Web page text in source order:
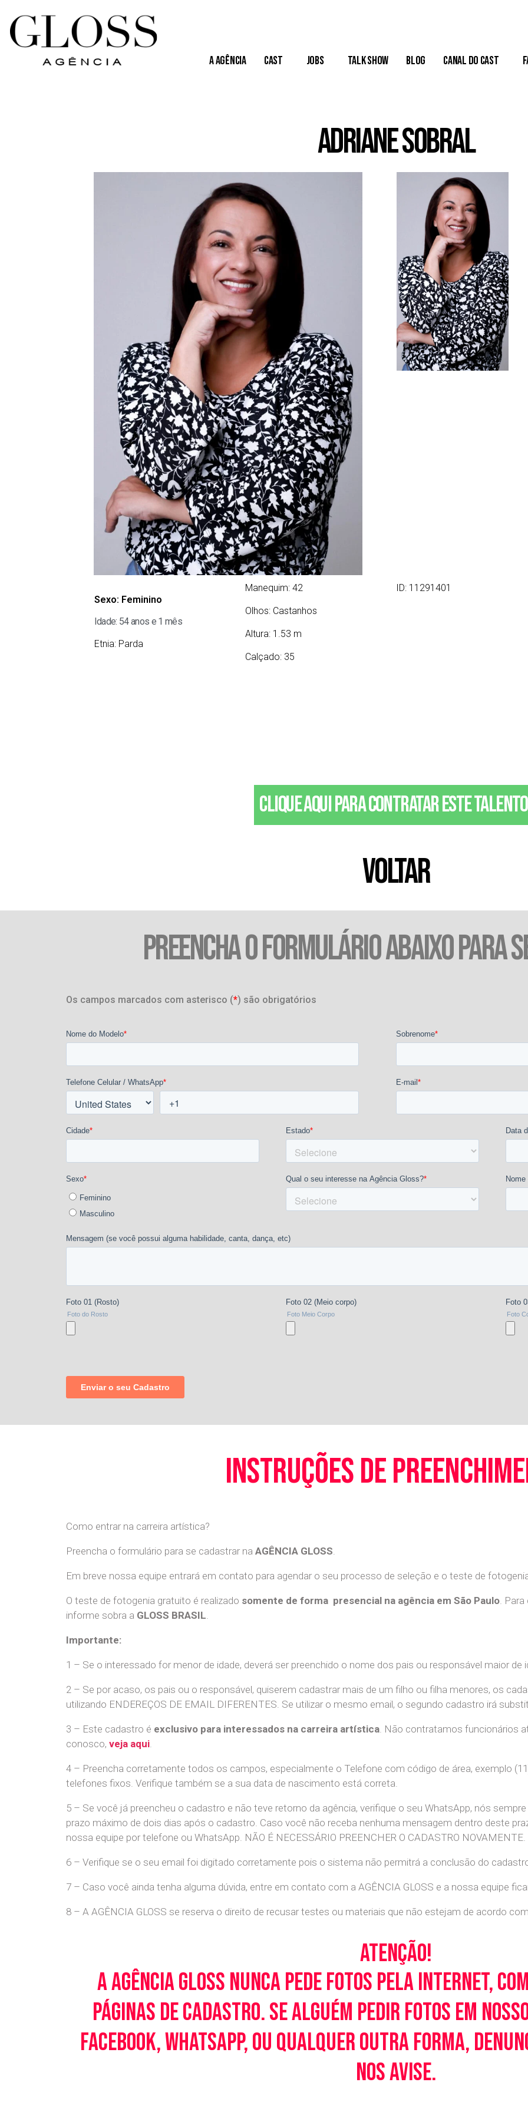
A Agência Cast Jobs Talk Show Blog Canal do Cast
Adriane Sobral
Sexo: Feminino
Idade: 54 anos e 1 mês
Etnia: Parda
Manequim: 42
Olhos: Castanhos
Altura: 1.53 m
Calçado: 35
ID: 11291401
Clique aqui para contratar este talento
VOLTAR
PREENCHA O FORMULÁRIO ABAIXO PARA
Os campos marcados com asterisco (*) são obrigatórios
instruções de
Como entrar na carreira artística?
Preencha o formulário para se cadastrar na AGÊNCIA GLOSS
Em breve nossa equipe entrará em contato para agendar o seu processo de seleção e o teste de
O teste de fotogenia gratuito é realizado somente de forma presencial na agência em São Paulo .
informe sobra a GLOSS BRASIL
Importante:
1 – Se o interessado for menor de idade, deverá ser preenchido o nome dos pais ou responsável maior de
2 – Se por acaso, os pais ou o responsável, quiserem cadastrar mais de um filho ou filha menores, os
utilizando ENDEREÇOS DE EMAIL DIFERENTES. Se utilizar o mesmo email, o segundo cadastro irá
3 – Este cadastro é exclusivo para interessados na carreira artística . Não contratamos funcionários
conosco, veja aqui
4 – Preencha corretamente todos os campos, especialmente o Telefone com código de área, exemplo
telefones fixos. Verifique também se a sua data de nascimento está correta.
5 – Se você já preencheu o cadastro e não teve retorno da agência, verifique o seu WhatsApp, nós
prazo máximo de dois dias após o cadastro. Caso você não receba nenhuma mensagem dentro deste
nossa equipe por telefone ou WhatsApp. NÃO É NECESSÁRIO PREENCHER O CADASTRO NOVAMENTE.
6 – Verifique se o seu email foi digitado corretamente pois o sistema não permitrá a conclusão do
7 – Caso você ainda tenha alguma dúvida, entre em contato com a AGÊNCIA GLOSS e a nossa equipe
8 – A AGÊNCIA GLOSS se reserva o direito de recusar testes ou materiais que não estejam de acordo
Atenção!
A Agência Gloss nunca pede fotos pela Internet,
páginas de cadastro. Se alguém pedir fotos em
Facebook, WhatsApp, ou qualquer outra forma,
nos avise.